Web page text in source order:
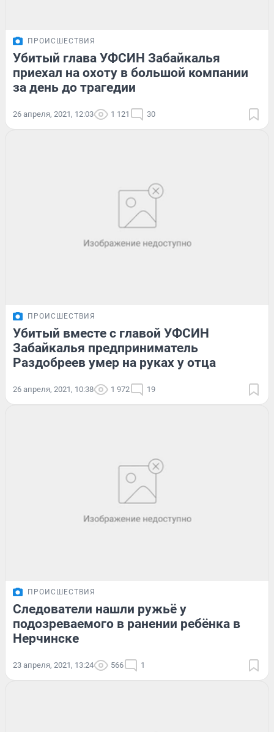
ПРОИСШЕСТВИЯ
Убитый глава УФСИН Забайкалья
приехал на охоту в большой компании
за день до трагедии
26 апреля, 2021, 12:03 1 121 30
ПРОИСШЕСТВИЯ
Убитый вместе с главой УФСИН
Забайкалья предприниматель
Раздобреев умер на руках у отца
26 апреля, 2021, 10:38 1 972 19
ПРОИСШЕСТВИЯ
Следователи нашли ружьё у
подозреваемого в ранении ребёнка в
Нерчинске
23 апреля, 2021, 13:24 566 1